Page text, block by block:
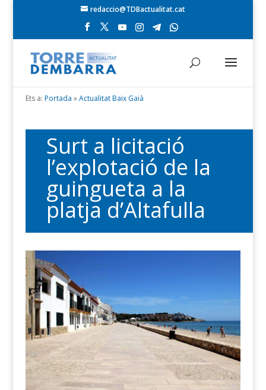
redaccio@TDBactualitat.cat
Ets a: Portada »Actualitat Baix Gaià
Surt a licitació
l’explotació de la
guingueta a la
platja d’Altafulla